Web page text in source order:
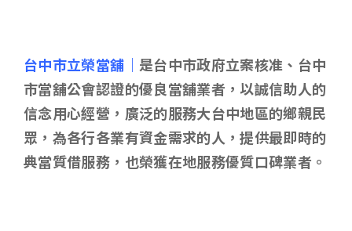
台中市立榮當舖｜ 是台中市政府立案核准、台中
市當舖公會認證的優良當舖業者，以誠信助人的
信念用心經營，廣泛的服務大台中地區的鄉親民
眾，為各行各業有資金需求的人，提供最即時的
典當質借服務，也榮獲在地服務優質口碑業者。